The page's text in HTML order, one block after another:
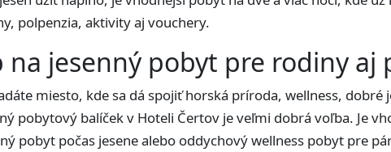
polpenzia, aktivity aj vouchery.
na jesenný pobyt pre rodiny aj
miesto, kde sa dá spojiť horská príroda, wellness,
pobytový balíček v Hoteli Čertov je veľmi dobrá voľba. Je
pobyt počas jesene alebo oddychový wellness pobyt pre